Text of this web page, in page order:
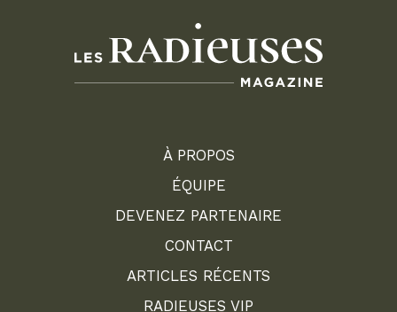
À PROPOS
ÉQUIPE
DEVENEZ PARTENAIRE
CONTACT
ARTICLES RÉCENTS
RADIEUSES VIP